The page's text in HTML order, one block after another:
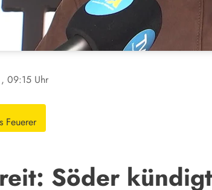
, 09:15 Uhr
Feuerer
Söder